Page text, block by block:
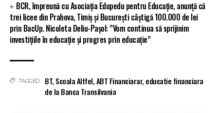
BCR, împreună cu Asociația Edupedu pentru Educație, anunță că
trei licee din Prahova, Timiș și București câștigă 100.000 de lei
prin BacUp. Nicoleta Deliu-Pașol: ”Vom continua să sprijinim
investițiile în educație și progres prin educație”
TAGGED: BT, Scoala Altfel,ABT Financiarar, educatie financiara
de la Banca Transilvania